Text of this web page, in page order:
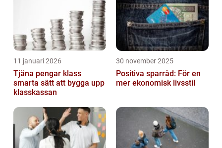
11 januari 2026
Tjäna pengar klass
smarta sätt att bygga upp
klasskassan
30 november 2025
Positiva sparråd: För en
mer ekonomisk livsstil